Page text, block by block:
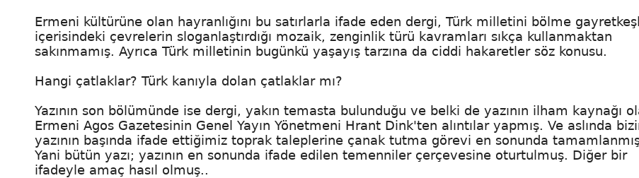
Ermeni kültürüne olan hayranlığını bu satırlarla ifade eden dergi, Türk milletini bölme
içerisindeki çevrelerin sloganlaştırdığı mozaik, zenginlik türü kavramları sıkça kullanmaktan
sakınmamış. Ayrıca Türk milletinin bugünkü yaşayış tarzına da ciddi hakaretler söz konusu.
Hangi çatlaklar? Türk kanıyla dolan çatlaklar mı?
Yazının son bölümünde ise dergi, yakın temasta bulunduğu ve belki de yazının ilham kaynağı
Ermeni Agos Gazetesinin Genel Yayın Yönetmeni Hrant Dink'ten alıntılar yapmış. Ve aslında
yazının başında ifade ettiğimiz toprak taleplerine çanak tutma görevi en sonunda
Yani bütün yazı; yazının en sonunda ifade edilen temenniler çerçevesine oturtulmuş. Diğer bir
ifadeyle amaç hasıl olmuş..